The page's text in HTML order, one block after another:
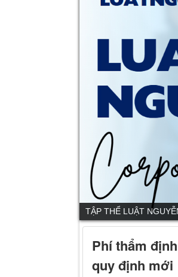
TẬP THỂ LUẬT
Phí thẩm
quy định mới